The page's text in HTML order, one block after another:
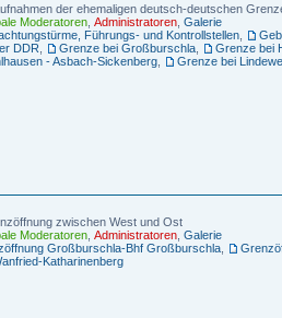
der ehemaligen deutsch-deutschen
Moderatoren Administratoren Galerie
Führungs- und Kontrollstellen
DDR
Grenze bei Großburschla Grenze bei
- Asbach-Sickenberg
Grenze bei
zwischen West und Ost
Moderatoren Administratoren Galerie
Großburschla-Bhf Großburschla
Katharinenberg